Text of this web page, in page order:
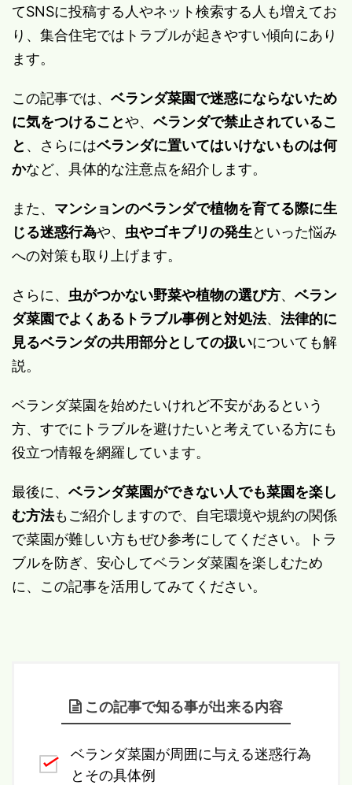
てSNSに投稿する人やネット検索する人も増えてお
り、集合住宅ではトラブルが起きやすい傾向にあり
ます。
この記事では、 ベランダ菜園で迷惑にならないため
に気をつけることや、 ベランダで禁止されているこ
と 、さらにはベランダに置いてはいけないものは何
かなど、具体的な注意点を紹介します。
また、 マンションのベランダで植物を育てる際に生
じる迷惑行為や、 虫やゴキブリの発生といった悩み
への対策も取り上げます。
さらに、 虫がつかない野菜や植物の選び方、 ベラン
ダ菜園でよくあるトラブル事例と対処法、 法律的に
見るベランダの共用部分としての扱いについても解
説。
ベランダ菜園を始めたいけれど不安があるという
方、すでにトラブルを避けたいと考えている方にも
役立つ情報を網羅しています。
最後に、 ベランダ菜園ができない人でも菜園を楽し
む方法もご紹介しますので、自宅環境や規約の関係
で菜園が難しい方もぜひ参考にしてください。トラ
ブルを防ぎ、安心してベランダ菜園を楽しむため
に、この記事を活用してみてください。
この記事で知る事が出来る内容
ベランダ菜園が周囲に与える迷惑行為
とその具体例